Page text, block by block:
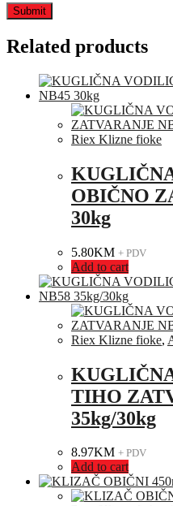
Related products
Riex Klizne fioke
OBIČNO
30kg
5.80KM + PDV
Add to cart
Riex Klizne fioke,
TIHO
35kg/30kg
8.97KM + PDV
Add to cart